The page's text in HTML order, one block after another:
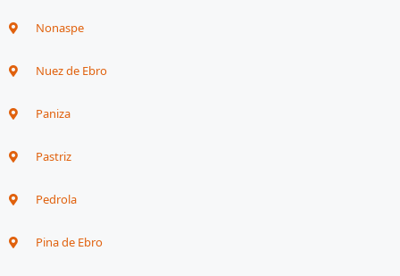
Nonaspe
Nuez de Ebro
Paniza
Pastriz
Pedrola
Pina de Ebro